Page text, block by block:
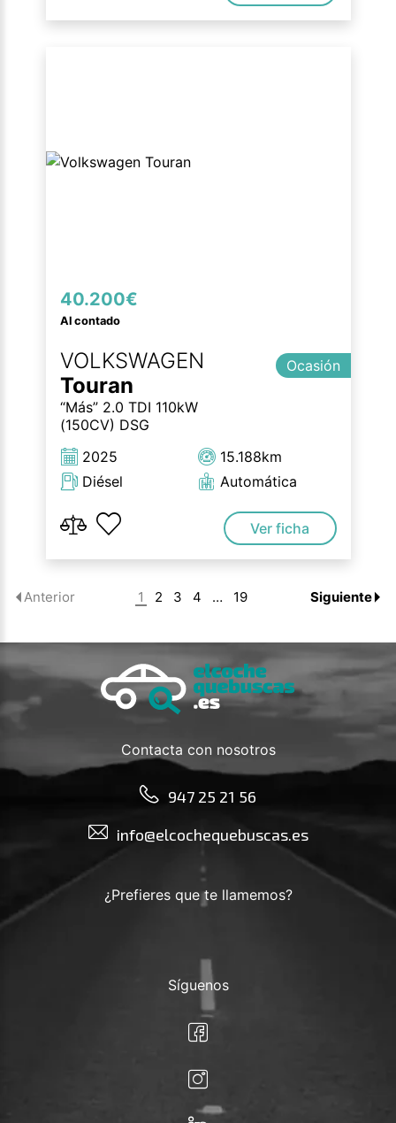
40.200€
Al contado
VOLKSWAGEN
Touran
“Más” 2.0 TDI 110kW
(150CV) DSG
Ocasión
2025
Diésel
15.188km
Automática
Ver ficha
Anterior 1 2 3 4 … 19 Siguiente
Contacta con nosotros
947 25 21 56
info@elcochequebuscas.es
¿Prefieres que te llamemos?
Síguenos